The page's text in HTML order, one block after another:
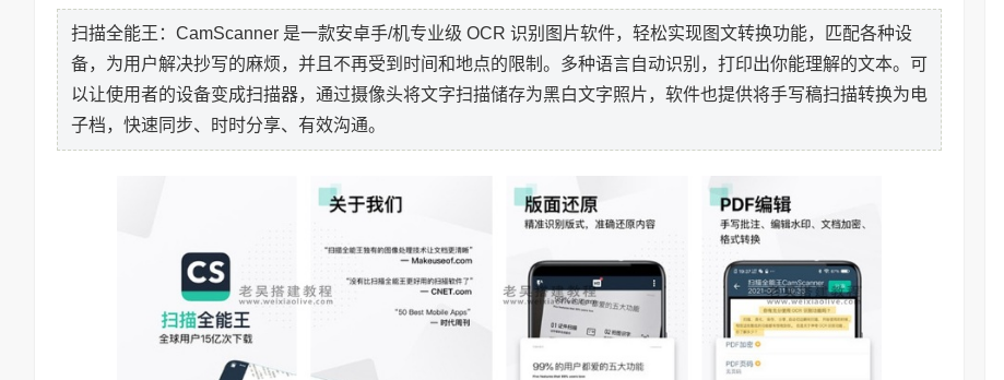
扫描全能王：CamScanner 是一款安卓手/机专业级 OCR 识别图片软件，轻松实现图文转换功能，匹配各种设
备，为用户解决抄写的麻烦，并且不再受到时间和地点的限制。多种语言自动识别，打印出你能理解的文本。可
以让使用者的设备变成扫描器，通过摄像头将文字扫描储存为黑白文字照片，软件也提供将手写稿扫描转换为电
子档，快速同步、时时分享、有效沟通。